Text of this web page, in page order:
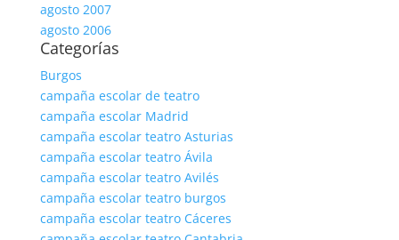
agosto 2007
agosto 2006
Categorías
Burgos
campaña escolar de teatro
campaña escolar Madrid
campaña escolar teatro Asturias
campaña escolar teatro Ávila
campaña escolar teatro Avilés
campaña escolar teatro burgos
campaña escolar teatro Cáceres